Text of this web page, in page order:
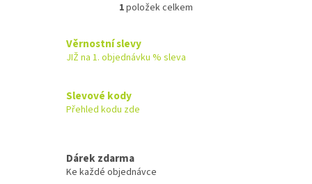
O
á
d
y
1položek celkem
Věrnostní slevy
JIŽ na 1. objednávku % sleva
Slevové kody
Přehled kodu zde
Dárek zdarma
Ke každé objednávce